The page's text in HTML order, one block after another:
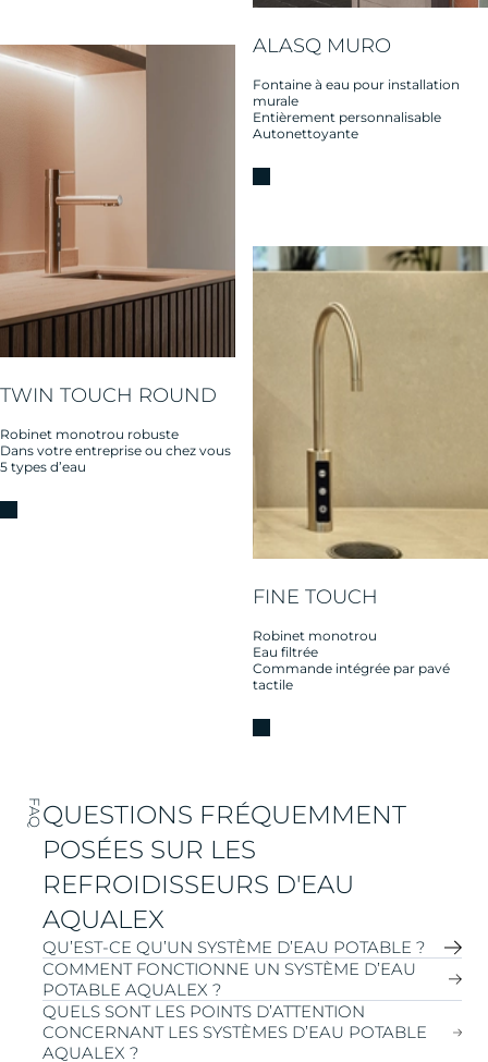
ALASQ MURO
Fontaine à eau pour installation
murale
Entièrement personnalisable
Autonettoyante
TWIN TOUCH ROUND
Robinet monotrou robuste
Dans votre entreprise ou chez vous
5 types d’eau
FINE TOUCH
Robinet monotrou
Eau filtrée
Commande intégrée par pavé
tactile
FAQQUESTIONS FRÉQUEMMENT
POSÉES SUR LES
REFROIDISSEURS D'EAU
AQUALEX
QU’EST-CE QU’UN SYSTÈME D’EAU POTABLE ?
Un système d’eau potable est une installation qui
élimine les impuretés de l’eau du robinet tout en
fournissant de l’eau refroidie ou chauffée. Vous pouvez
COMMENT FONCTIONNE UN SYSTÈME D’EAU
POTABLE AQUALEX ?
Un système d’eau potable AQUALEX est raccordé au
QUELS SONT LES POINTS D’ATTENTION
CONCERNANT LES SYSTÈMES D’EAU POTABLE
AQUALEX ?